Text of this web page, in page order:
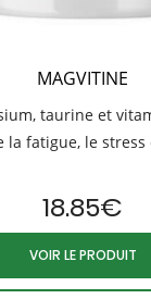
MAGVITINE
taurine et
la fatigue, le stress
18.85€
VOIR LE PRODUIT